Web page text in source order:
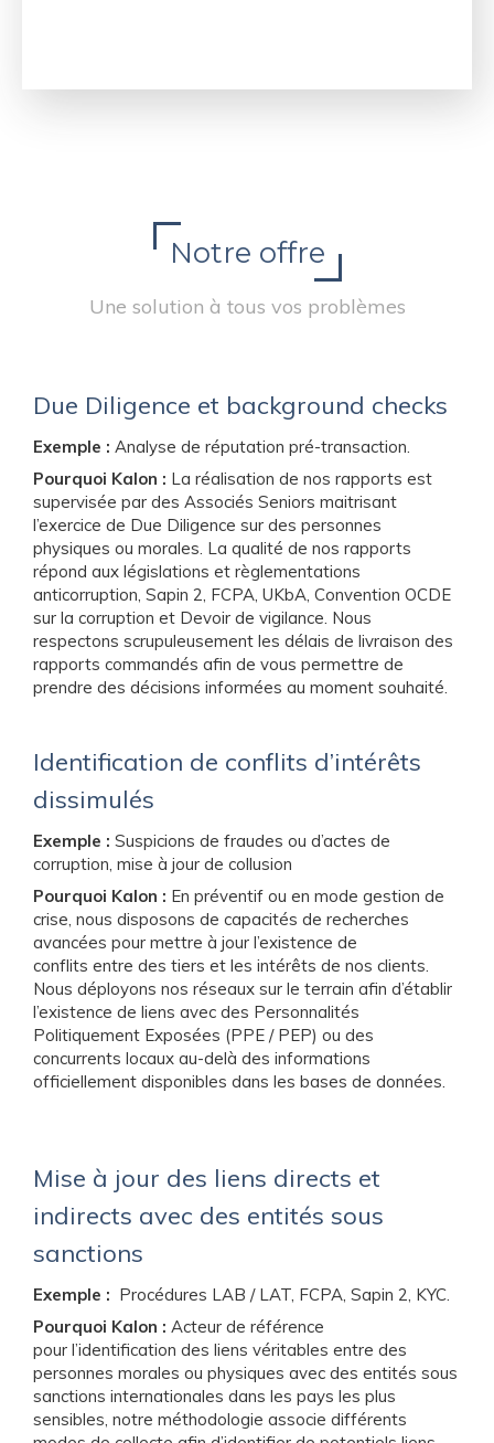
Notre offre
Une solution à tous vos problèmes
Due Diligence et background checks
Exemple : Analyse de réputation pré-transaction.
Pourquoi Kalon : La réalisation de nos rapports est
supervisée par des Associés Seniors maitrisant
l’exercice de Due Diligence sur des personnes
physiques ou morales. La qualité de nos rapports
répond aux législations et règlementations
anticorruption, Sapin 2, FCPA, UKbA, Convention OCDE
sur la corruption et Devoir de vigilance. Nous
respectons scrupuleusement les délais de livraison des
rapports commandés afin de vous permettre de
prendre des décisions informées au moment souhaité.
Identification de conflits d’intérêts
dissimulés
Exemple : Suspicions de fraudes ou d’actes de
corruption, mise à jour de collusion
Pourquoi Kalon : En préventif ou en mode gestion de
crise, nous disposons de capacités de recherches
avancées pour mettre à jour l’existence de
conflits entre des tiers et les intérêts de nos clients.
Nous déployons nos réseaux sur le terrain afin d’établir
l’existence de liens avec des Personnalités
Politiquement Exposées (PPE / PEP) ou des
concurrents locaux au-delà des informations
officiellement disponibles dans les bases de données.
Mise à jour des liens directs et
indirects avec des entités sous
sanctions
Exemple : Procédures LAB / LAT, FCPA, Sapin 2, KYC.
Pourquoi Kalon : Acteur de référence
pour l’identification des liens véritables entre des
personnes morales ou physiques avec des entités sous
sanctions internationales dans les pays les plus
sensibles, notre méthodologie associe différents